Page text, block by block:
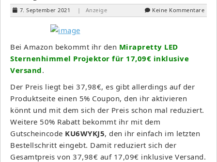
7. September 2021 | Anzeige Keine Kommentare
Bei Amazon bekommt ihr den Mirapretty LED
Sternenhimmel Projektor für 17,09€ inklusive
Versand.
Der Preis liegt bei 37,98€, es gibt allerdings auf der
Produktseite einen 5% Coupon, den ihr aktivieren
könnt und mit dem sich der Preis schon mal reduziert.
Weitere 50% Rabatt bekommt ihr mit dem
Gutscheincode KU6WYKJ5, den ihr einfach im letzten
Bestellschritt eingebt. Damit reduziert sich der
Gesamtpreis von 37,98€ auf 17,09€ inklusive Versand.